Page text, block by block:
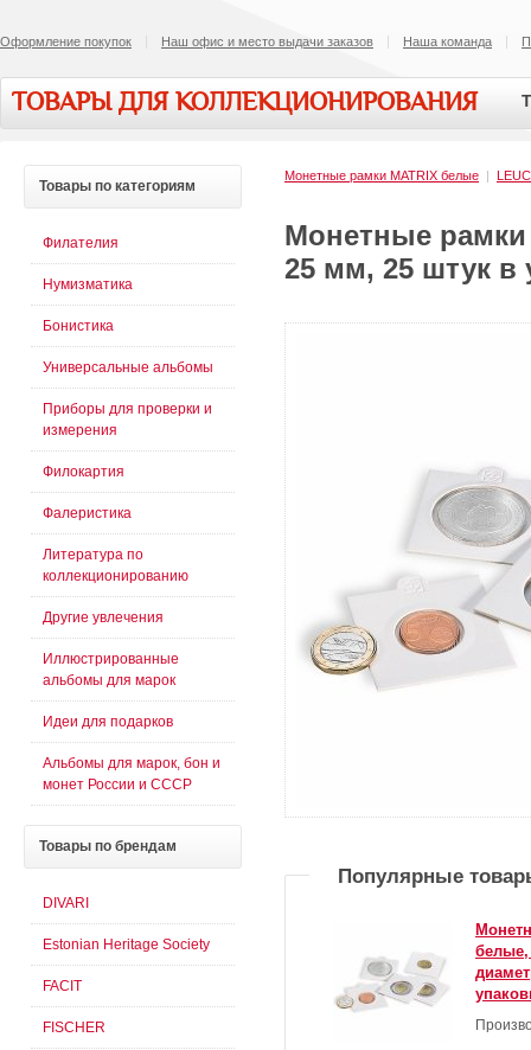
Оформление покупок Наш офис и место выдачи заказов Наша команда
ТОВАРЫ ДЛЯ КОЛЛЕКЦИОНИРОВАНИЯ
Монетные рамки MATRIX белые |
Монетные рамки
25 мм, 25 штук в
Популярные
Товары по категориям
Филателия
Нумизматика
Бонистика
Универсальные альбомы
Приборы для проверки и
измерения
Филокартия
Фалеристика
Литература по
коллекционированию
Другие увлечения
Иллюстрированные
альбомы для марок
Идеи для подарков
Альбомы для марок, бон и
монет России и СССР
Товары по брендам
DIVARI
Estonian Heritage Society
FACIT
FISCHER